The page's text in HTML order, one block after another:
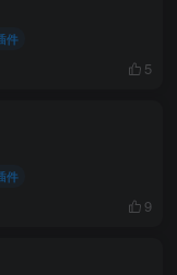
件
5
件
9